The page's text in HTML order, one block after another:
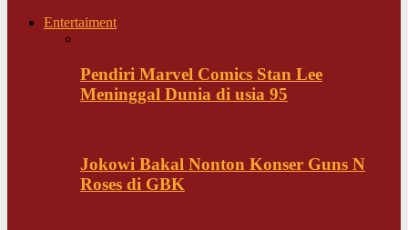
Entertaiment
Pendiri Marvel Comics Stan Lee
Meninggal Dunia di usia 95
Jokowi Bakal Nonton Konser Guns N
Roses di GBK